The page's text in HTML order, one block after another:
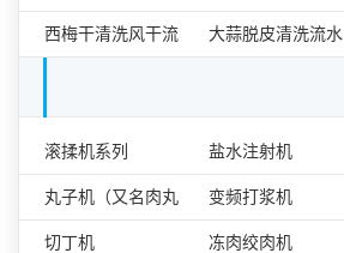
流水线 流水线
西梅干清洗风干流 大蒜脱皮清洗流水
肉类食品加工设备单机
滚揉机系列 盐水注射机
丸子机（又名肉丸
成型机）
变频打浆机
切丁机 冻肉绞肉机